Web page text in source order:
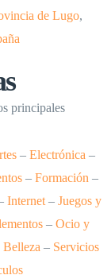
de Lugo,
principales
– Electrónica –
– Formación –
Internet– Juegos y
– Ocio y
Belleza – Servicios